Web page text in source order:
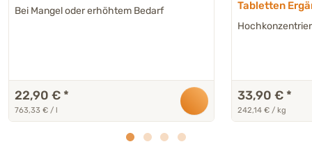
Bei Mangel oder erhöhtem Bedarf
22,90 € *
763,33 € / l
Tabletten
Hund
33,90 € *
242,14 € / kg